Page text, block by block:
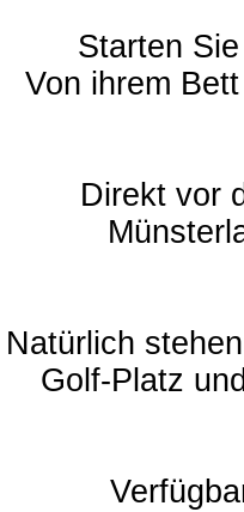
Starten
Von ihrem
Direkt vor
Natürlich
Golf-Platz